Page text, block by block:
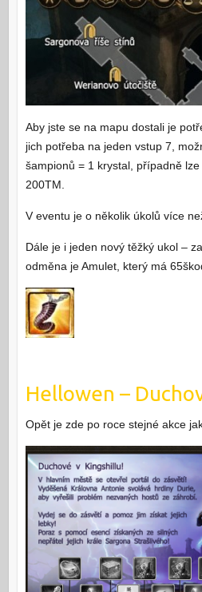
Aby jste se na mapu dostali je
jich potřeba na jeden vstup 7,
šampionů = 1 krystal, případně
200TM.
V eventu je o několik úkolů více
Dále je i jeden nový těžký ukol –
odměna je Amulet, který má
Hellowen –
Opět je zde po roce stejné akce